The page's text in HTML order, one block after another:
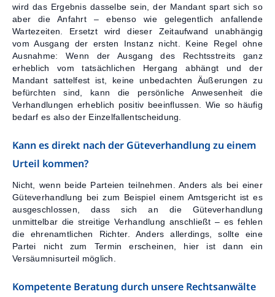
wird das Ergebnis dasselbe sein, der Mandant spart sich so
aber die Anfahrt – ebenso wie gelegentlich anfallende
Wartezeiten. Ersetzt wird dieser Zeitaufwand unabhängig
vom Ausgang der ersten Instanz nicht. Keine Regel ohne
Ausnahme: Wenn der Ausgang des Rechtsstreits ganz
erheblich vom tatsächlichen Hergang abhängt und der
Mandant sattelfest ist, keine unbedachten Äußerungen zu
befürchten sind, kann die persönliche Anwesenheit die
Verhandlungen erheblich positiv beeinflussen. Wie so häufig
bedarf es also der Einzelfallentscheidung.
Kann es direkt nach der Güteverhandlung zu einem
Urteil kommen?
Nicht, wenn beide Parteien teilnehmen. Anders als bei einer
Güteverhandlung bei zum Beispiel einem Amtsgericht ist es
ausgeschlossen, dass sich an die Güteverhandlung
unmittelbar die streitige Verhandlung anschließt – es fehlen
die ehrenamtlichen Richter. Anders allerdings, sollte eine
Partei nicht zum Termin erscheinen, hier ist dann ein
Versäumnisurteil möglich.
Kompetente Beratung durch unsere Rechtsanwälte